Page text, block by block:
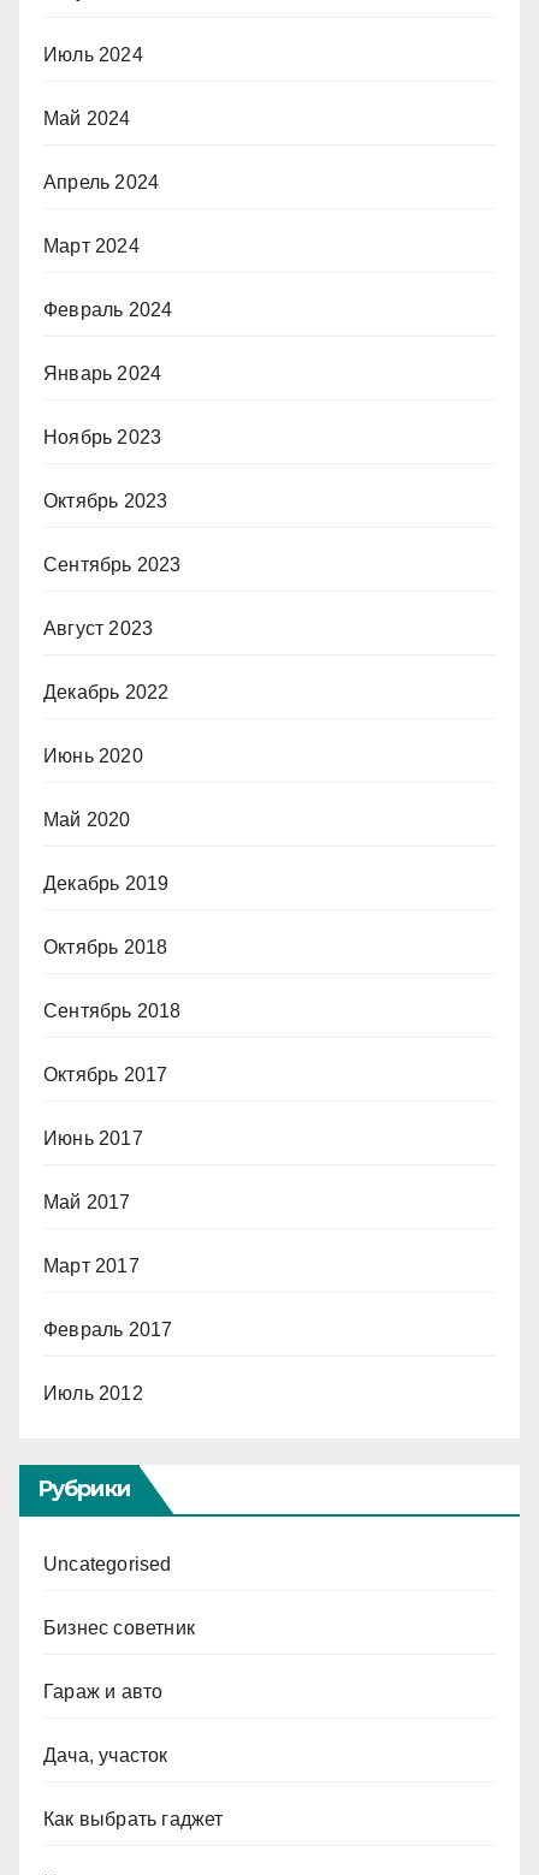
Июль 2024
Май 2024
Апрель 2024
Март 2024
Февраль 2024
Январь 2024
Ноябрь 2023
Октябрь 2023
Сентябрь 2023
Август 2023
Декабрь 2022
Июнь 2020
Май 2020
Декабрь 2019
Октябрь 2018
Сентябрь 2018
Октябрь 2017
Июнь 2017
Май 2017
Март 2017
Февраль 2017
Июль 2012
Рубрики
Uncategorised
Бизнес советник
Гараж и авто
Дача, участок
Как выбрать гаджет